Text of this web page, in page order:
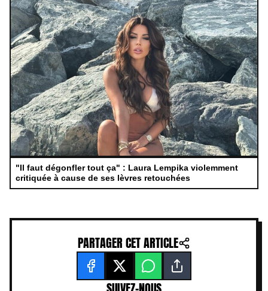
"Il faut dégonfler tout ça" : Laura Lempika violemment
critiquée à cause de ses lèvres retouchées
PARTAGER CET ARTICLE